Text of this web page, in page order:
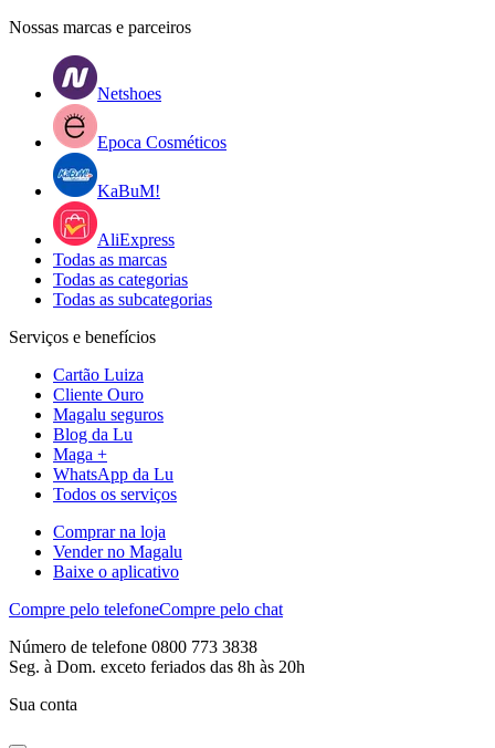
Nossas marcas e parceiros
Netshoes
Epoca Cosméticos
KaBuM!
AliExpress
Todas as marcas
Todas as categorias
Todas as subcategorias
Serviços e benefícios
Cartão Luiza
Cliente Ouro
Magalu seguros
Blog da Lu
Maga +
WhatsApp da Lu
Todos os serviços
Comprar na loja
Vender no Magalu
Baixe o aplicativo
Compre pelo telefoneCompre pelo chat
Número de telefone 0800 773 3838
Seg. à Dom. exceto feriados das 8h às 20h
Sua conta